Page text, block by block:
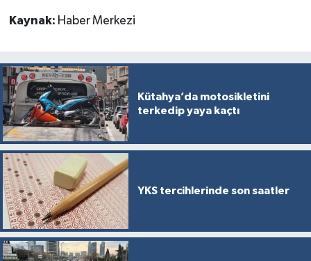
Kaynak: Haber Merkezi
Kütahya’da motosikletini
terkedip yaya kaçtı
YKS tercihlerinde son saatler